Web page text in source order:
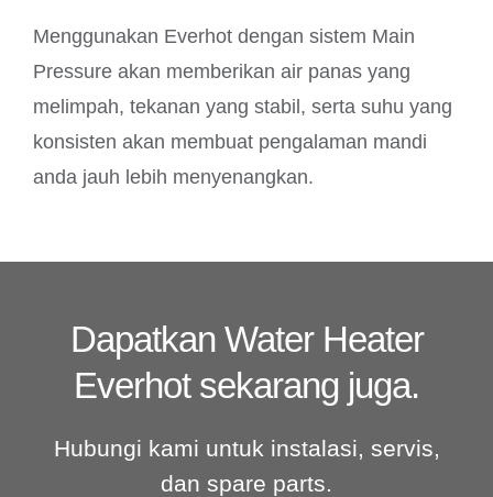
Menggunakan Everhot dengan sistem Main
Pressure akan memberikan air panas yang
melimpah, tekanan yang stabil, serta suhu yang
konsisten akan membuat pengalaman mandi
anda jauh lebih menyenangkan.
Dapatkan Water Heater
Everhot sekarang juga.
Hubungi kami untuk instalasi, servis,
dan spare parts.